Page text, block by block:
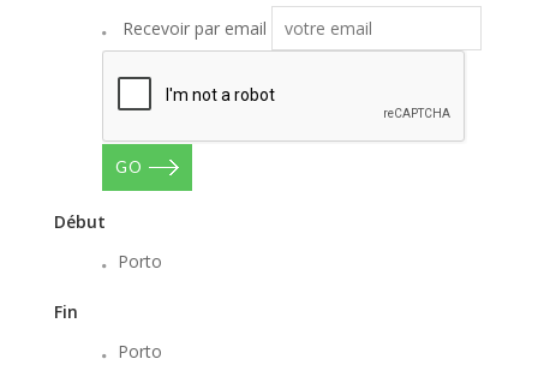
Recevoir par email
GO
Début
Porto
Fin
Porto